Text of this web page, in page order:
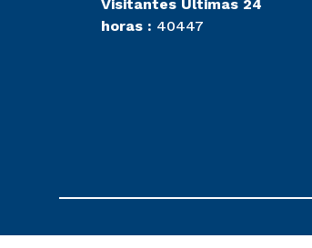
Visitantes Últimas 24
horas : 40447